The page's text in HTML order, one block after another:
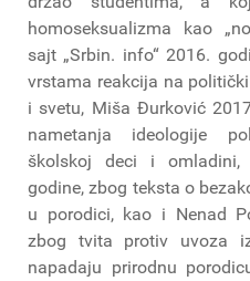
homoseksualizma kao
sajt „Srbin. info“ 2016.
vrstama reakcija na
i svetu, Miša Đurković
nametanja ideologije
školskoj deci i omladini,
godine, zbog teksta o
u porodici, kao i Nenad
zbog tvita protiv uvoza
napadaju prirodnu